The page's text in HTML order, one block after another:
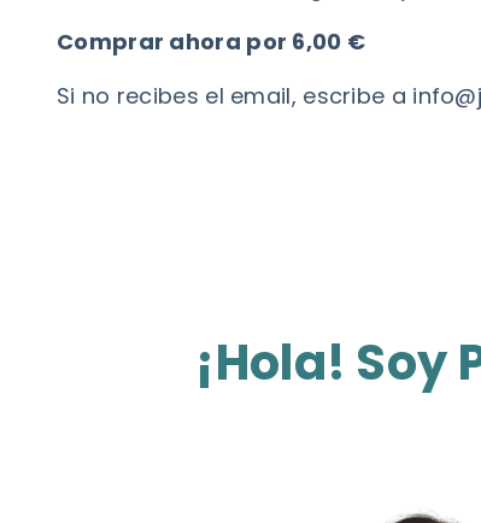
Comprar ahora por 6,00 €
Si no recibes el email, escribe a
¡Hola!